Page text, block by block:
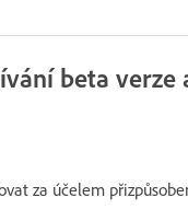
beta
za účelem